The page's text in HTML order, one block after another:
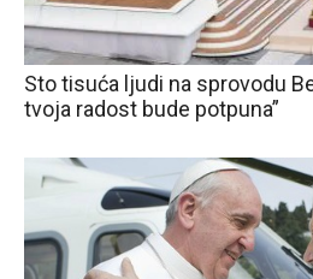
Sto tisuća ljudi na sprovodu
tvoja radost bude potpuna”